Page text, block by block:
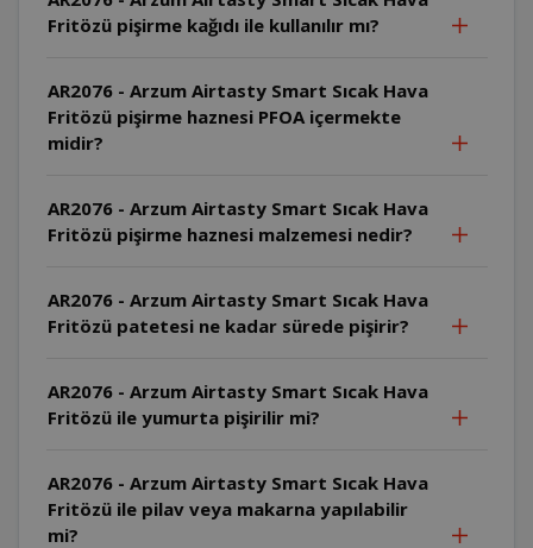
Fritözü pişirme kağıdı ile kullanılır mı?
AR2076 - Arzum Airtasty Smart Sıcak Hava
Fritözü pişirme haznesi PFOA içermekte
midir?
AR2076 - Arzum Airtasty Smart Sıcak Hava
Fritözü pişirme haznesi malzemesi nedir?
AR2076 - Arzum Airtasty Smart Sıcak Hava
Fritözü patetesi ne kadar sürede pişirir?
AR2076 - Arzum Airtasty Smart Sıcak Hava
Fritözü ile yumurta pişirilir mi?
AR2076 - Arzum Airtasty Smart Sıcak Hava
Fritözü ile pilav veya makarna yapılabilir
mi?